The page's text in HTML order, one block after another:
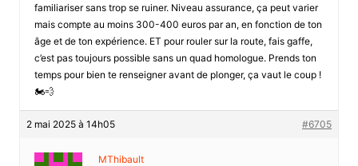
familiariser sans trop se ruiner. Niveau assurance, ça peut varier
mais compte au moins 300-400 euros par an, en fonction de ton
âge et de ton expérience. ET pour rouler sur la route, fais gaffe,
c’est pas toujours possible sans un quad homologue. Prends ton
temps pour bien te renseigner avant de plonger, ça vaut le coup !
🏍️💨
2 mai 2025 à 14h05 #6705
MThibault